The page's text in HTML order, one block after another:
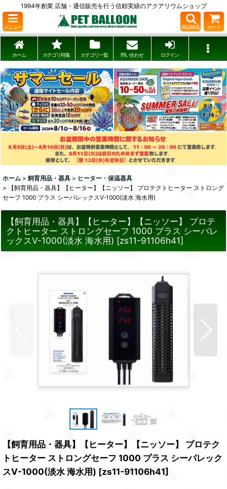
1994年創業 店舗・通信販売を行う信頼実績のアクアリウムショップ
メニュー 商品検索 カート
ホーム カテゴリ特集 カテゴリ一覧 問い合わせ ログイン
ホーム > 飼育用品・器具 > ヒーター・保温器具
>
【飼育用品・器具】【ヒーター】【ニッソー】 プロテクトヒーター ストロング
セーフ 1000 プラス シーパレックスV-1000(淡水 海水用)
【飼育用品・器具】【ヒーター】【ニッソー】 プロテ
クトヒーター ストロングセーフ 1000 プラス シーパレ
ックスV-1000(淡水 海水用) [zs11-91106h41]
【飼育用品・器具】【ヒーター】【ニッソー】 プロテク
トヒーター ストロングセーフ 1000 プラス シーパレック
スV-1000(淡水 海水用) [zs11-91106h41]